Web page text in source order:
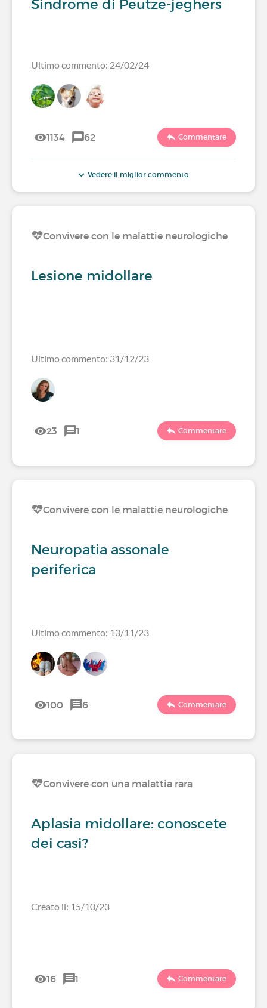
Sindrome di Peutze-jeghers
Ultimo commento: 24/02/24
1134 62 Commentare
Vedere il miglior commento
Convivere con le malattie neurologiche
Lesione midollare
Ultimo commento: 31/12/23
23 1 Commentare
Convivere con le malattie neurologiche
Neuropatia assonale
periferica
Ultimo commento: 13/11/23
100 6 Commentare
Convivere con una malattia rara
Aplasia midollare: conoscete
dei casi?
Creato il: 15/10/23
16 1 Commentare